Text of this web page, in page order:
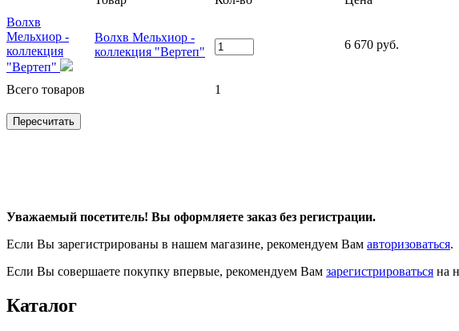
Волхв
Мельхиор -
коллекция
"Вертеп"
Волхв Мельхиор -
коллекция "Вертеп"
6 670 руб.
Всего товаров 1
Уважаемый посетитель! Вы оформляете заказ без регистрации.
Если Вы зарегистрированы в нашем магазине, рекомендуем Вам авторизоваться.
Если Вы совершаете покупку впервые, рекомендуем Вам зарегистрироваться на
Каталог